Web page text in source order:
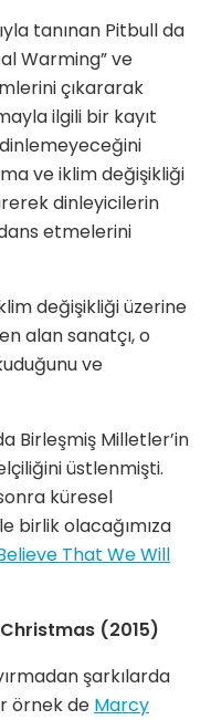
tanınan Pitbull da
Warming” ve
çıkararak
ilgili bir kayıt
ve iklim değişikliği
dinleyicilerin
etmelerini
değişikliği üzerine
alan sanatçı, o
ve
Birleşmiş Milletler’in
üstlenmişti.
küresel
birlik olacağımıza
That We Will
(2015)
şarkılarda
örnek de Marcy